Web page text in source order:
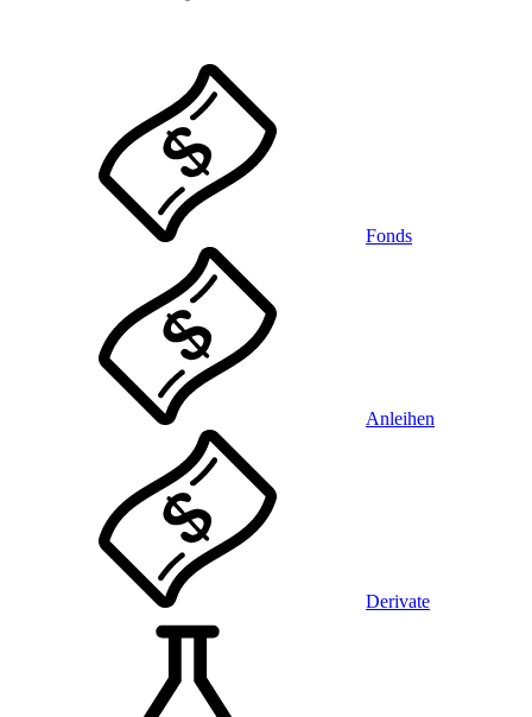
Fonds
Anleihen
Derivate